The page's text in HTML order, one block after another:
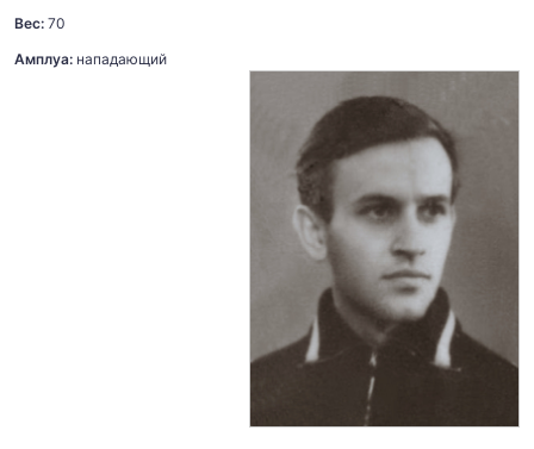
Вес: 70
Амплуа: нападающий